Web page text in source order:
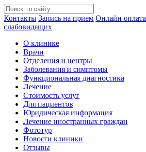
Контакты Запись на прием Онлайн оплата
слабовидящих
О клинике
Врачи
Отделения и центры
Заболевания и симптомы
Функциональная диагностика
Лечение
Стоимость услуг
Для пациентов
Юридическая информация
Лечение иностранных граждан
Фототур
Новости клиники
Отзывы